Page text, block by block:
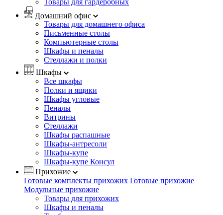
Домашний офис
Товары для домашнего офиса
Письменные столы
Компьютерные столы
Шкафы и пеналы
Стеллажи и полки
Шкафы
Все шкафы
Полки и ящики
Шкафы угловые
Пеналы
Витрины
Стеллажи
Шкафы распашные
Шкафы-антресоли
Шкафы-купе
Шкафы-купе Консул
Прихожие
Готовые комплекты прихожих Готовые прихожие
Модульные прихожие
Товары для прихожих
Шкафы и пеналы